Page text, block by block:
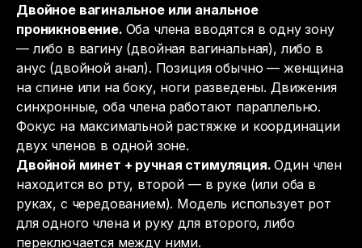
Двойное вагинальное или анальное
проникновение. Оба члена вводятся в одну зону
— либо в вагину (двойная вагинальная), либо в
анус (двойной анал). Позиция обычно — женщина
на спине или на боку, ноги разведены. Движения
синхронные, оба члена работают параллельно.
Фокус на максимальной растяжке и координации
двух членов в одной зоне.
Двойной минет + ручная стимуляция.Один член
находится во рту, второй — в руке (или оба в
руках, с чередованием). Модель использует рот
для одного члена и руку для второго, либо
переключается между ними.